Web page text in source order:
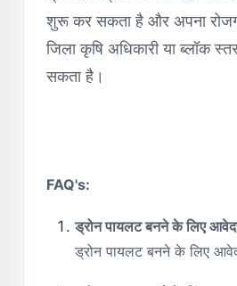
शुरू कर सकता है और अपना
जिला कृषि अधिकारी या ब्लॉक
सकता है।
FAQ's:
ड्रोन पायलट बनने के लिए
ड्रोन पायलट बनने के लिए